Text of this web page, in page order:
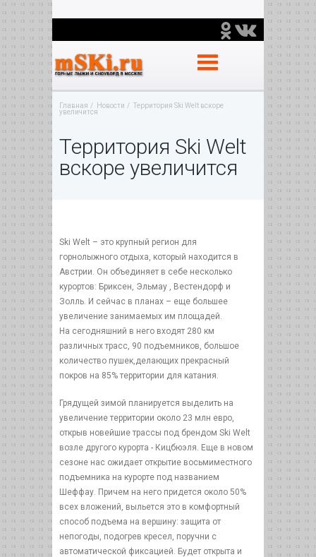
Главная Новости
Территория Ski Welt вскоре
увеличится
Территория Ski Welt
вскоре увеличится
Ski Welt – это крупный регион для
горнолыжного отдыха, который находится в
Австрии. Он объединяет в себе несколько
курортов: Бриксен, Эльмау , Вестендорф и
Золль. И сейчас в планах – еще большее
увеличение занимаемых им площадей.
На сегодняшний в него входят 280 км
различных трасс, 90 подъемников, большое
количество пушек,делающих прекрасный
покров на 85% территории для катания.
Грядущей зимой планируется выделить на
увеличение территории около 23 млн евро,
открыв новейшие трассы под брендом Ski Welt
возле другого курорта - Кицбюэля. Еще в новом
сезоне нас ожидает открытие восьмиместного
подъемника на курорте под названием
Шеффау. Причем на него придется около 50%
всех вложений, выльется это в комфортный
способ подъема на вершину: защита от
непогоды, подогрев кресел, поручни с
автоматической фиксацией. Будет открыта и